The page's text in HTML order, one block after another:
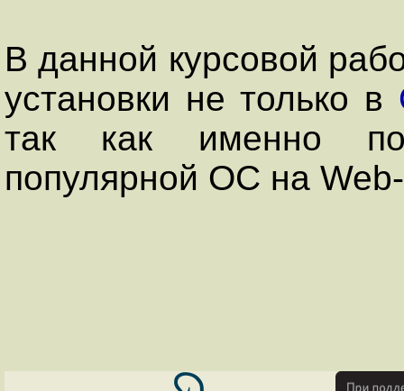
В данной курсовой
установки не только в
так как именно
популярной ОС на